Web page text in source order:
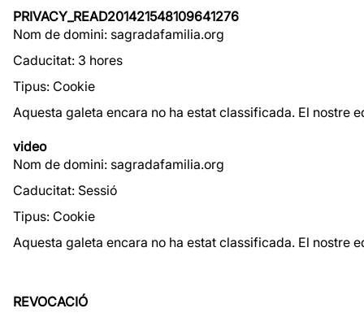
PRIVACY_READ201421548109641276
Nom de domini: sagradafamilia.org
Caducitat: 3 hores
Tipus: Cookie
Aquesta galeta encara no ha estat classificada. El nostre
video
Nom de domini: sagradafamilia.org
Caducitat: Sessió
Tipus: Cookie
Aquesta galeta encara no ha estat classificada. El nostre
REVOCACIÓ